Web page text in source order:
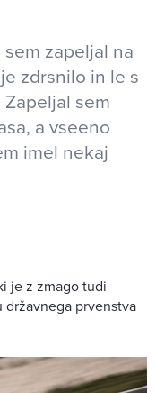
zapeljal na
zdrsnilo in le s
sem
a vseeno
imel nekaj
je z zmago tudi
prvenstva